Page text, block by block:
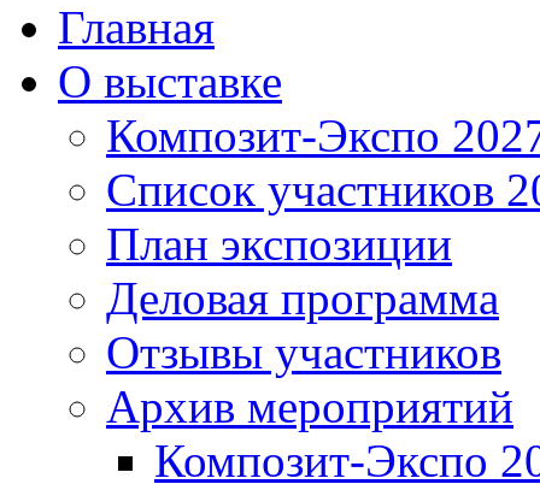
Главная
О выставке
Композит-Экспо
Список участников
План экспозиции
Деловая программа
Отзывы участников
Архив мероприятий
Композит-Экспо